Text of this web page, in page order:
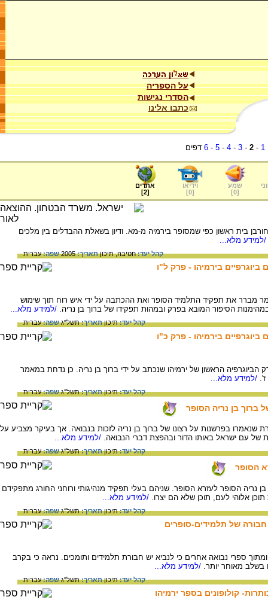
על הספריה
הסדרי נגישות
כתבו אלינו
1
-
2
-
3
-
4
-
5
-
6 דפים
שמע
[
0
]
וידיאו
[
0
]
אתרים
[
2
]
בית ראשון כפי שמסופר בירמיה מ-מא. ודיון בשאלת ההבדלים בין מלכים
/למידע מלא...
קהל יעד:חטיבה,תיכוןתאריך:2005 שפה:עברית
בירמיהו - פרק ל"ו
מברר את תפקיד התלמיד הסופר ואת ההכתבה על ידי איש רוח תוך שימוש
הסיפור המובא בפרק ובמהות תפקידו של ברוך בן נריה. /למידע מלא...
קהל יעד:תיכוןתאריך:תשל"גשפה:עברית
בירמיהו - פרק כ"ו
הביוגרפיה הראשון של ירמיהו שנכתב על ידי ברוך בן נריה. כן נדחת במאמר
/למידע מלא...
קהל יעד:תיכוןתאריך:תשל"גשפה:עברית
ברוך בן נריה הסופר
בפרשנות על רצונו של ברוך בן נריה לזכות בנבואה. אך בעיקר מצביע על
של עם ישראל באותו הדור ובהפצת דברי הנבואה. /למידע מלא...
קהל יעד:תיכוןתאריך:תשל"גשפה:עברית
הסופר
נריה הסופר לעזרא הסופר. שניהם בעלי תפקיד מנהיגותי ורוחני החורג מתפקידם
אלוהי לעם, תוכן שלא הם יצרו. /למידע מלא...
קהל יעד:תיכוןתאריך:תשל"גשפה:עברית
חבורה של תלמידים-סופרים
ספרי נבואה אחרים כי לנביא יש חבורת תלמידים ותומכים. נראה כי בקרב
בשלב מאוחר יותר. /למידע מלא...
קהל יעד:תיכוןתאריך:תשל"גשפה:עברית
קולופונים בספר ירמיהו